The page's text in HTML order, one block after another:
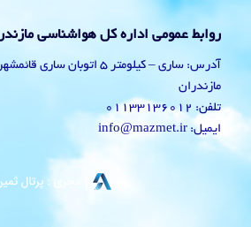
روابط عمومی اداره کل هواشناسی
آدرس: ساری – کیلومتر 5
مازندران
تلفن: 01133136012
ایمیل: info@mazmet.ir